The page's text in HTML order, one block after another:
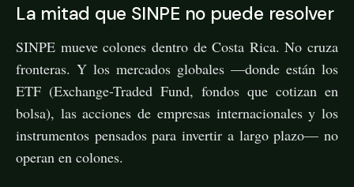
La mitad que SINPE no puede resolver
SINPE mueve colones dentro de Costa Rica. No cruza
fronteras. Y los mercados globales —donde están los
ETF (Exchange-Traded Fund, fondos que cotizan en
bolsa), las acciones de empresas internacionales y los
instrumentos pensados para invertir a largo plazo— no
operan en colones.